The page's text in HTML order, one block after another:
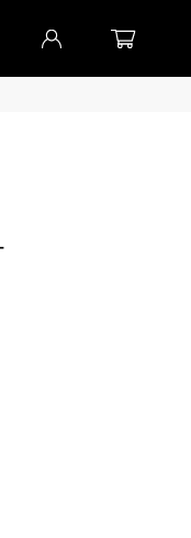
ッグジャケット GREY」